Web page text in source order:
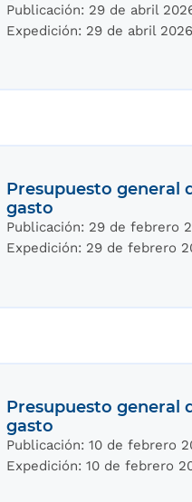
Publicación: 29 de abril
Expedición: 29 de abril 2026
Presupuesto general
gasto
Publicación: 29 de febrero
Expedición: 29 de febrero
Presupuesto general
gasto
Publicación:10 de febrero
Expedición:10 de febrero